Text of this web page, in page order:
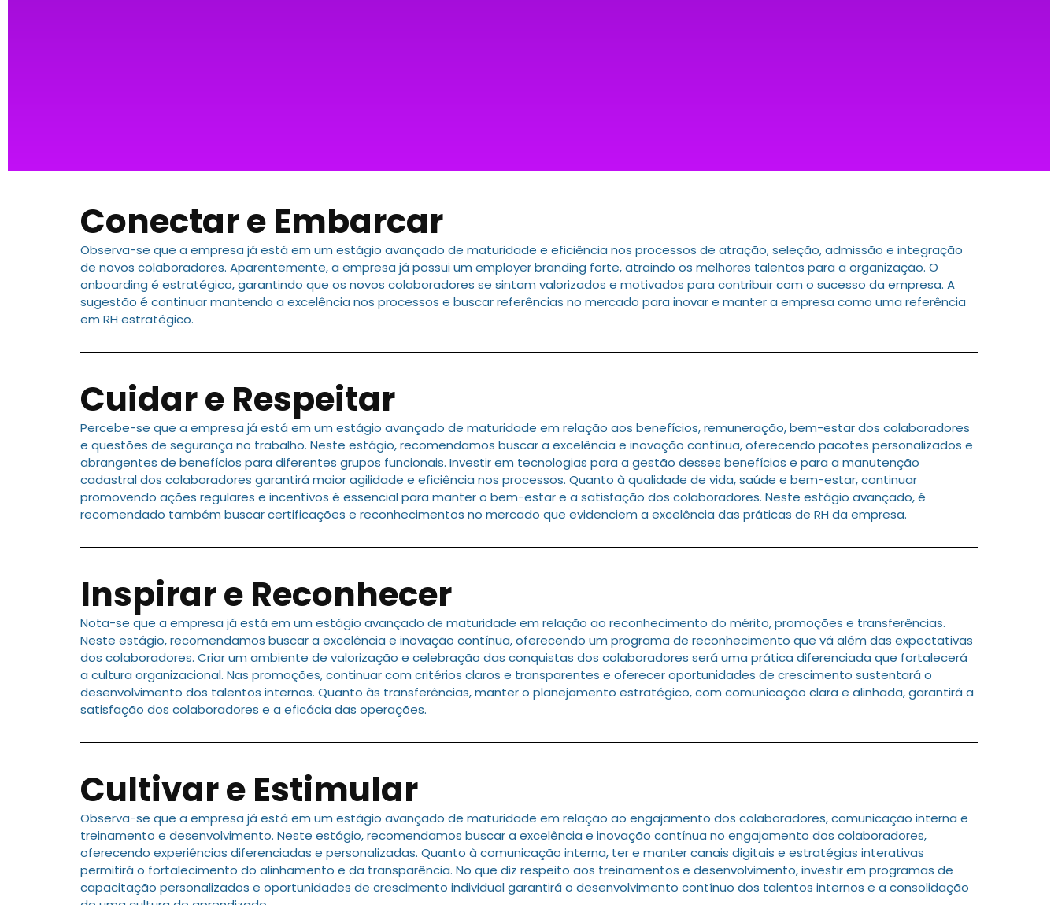
Conectar e Embarcar
Observa-se que a empresa já está em um estágio avançado de maturidade e eficiência nos processos de atração, seleção, admissão e integração
de novos colaboradores. Aparentemente, a empresa já possui um employer branding forte, atraindo os melhores talentos para a organização. O
onboarding é estratégico, garantindo que os novos colaboradores se sintam valorizados e motivados para contribuir com o sucesso da empresa. A
sugestão é continuar mantendo a excelência nos processos e buscar referências no mercado para inovar e manter a empresa como uma referência
em RH estratégico.
Cuidar e Respeitar
Percebe-se que a empresa já está em um estágio avançado de maturidade em relação aos benefícios, remuneração, bem-estar dos colaboradores
e questões de segurança no trabalho. Neste estágio, recomendamos buscar a excelência e inovação contínua, oferecendo pacotes personalizados e
abrangentes de benefícios para diferentes grupos funcionais. Investir em tecnologias para a gestão desses benefícios e para a manutenção
cadastral dos colaboradores garantirá maior agilidade e eficiência nos processos. Quanto à qualidade de vida, saúde e bem-estar, continuar
promovendo ações regulares e incentivos é essencial para manter o bem-estar e a satisfação dos colaboradores. Neste estágio avançado, é
recomendado também buscar certificações e reconhecimentos no mercado que evidenciem a excelência das práticas de RH da empresa.
Inspirar e Reconhecer
Nota-se que a empresa já está em um estágio avançado de maturidade em relação ao reconhecimento do mérito, promoções e transferências.
Neste estágio, recomendamos buscar a excelência e inovação contínua, oferecendo um programa de reconhecimento que vá além das expectativas
dos colaboradores. Criar um ambiente de valorização e celebração das conquistas dos colaboradores será uma prática diferenciada que fortalecerá
a cultura organizacional. Nas promoções, continuar com critérios claros e transparentes e oferecer oportunidades de crescimento sustentará o
desenvolvimento dos talentos internos. Quanto às transferências, manter o planejamento estratégico, com comunicação clara e alinhada, garantirá a
satisfação dos colaboradores e a eficácia das operações.
Cultivar e Estimular
Observa-se que a empresa já está em um estágio avançado de maturidade em relação ao engajamento dos colaboradores, comunicação interna e
treinamento e desenvolvimento. Neste estágio, recomendamos buscar a excelência e inovação contínua no engajamento dos colaboradores,
oferecendo experiências diferenciadas e personalizadas. Quanto à comunicação interna, ter e manter canais digitais e estratégias interativas
permitirá o fortalecimento do alinhamento e da transparência. No que diz respeito aos treinamentos e desenvolvimento, investir em programas de
capacitação personalizados e oportunidades de crescimento individual garantirá o desenvolvimento contínuo dos talentos internos e a consolidação